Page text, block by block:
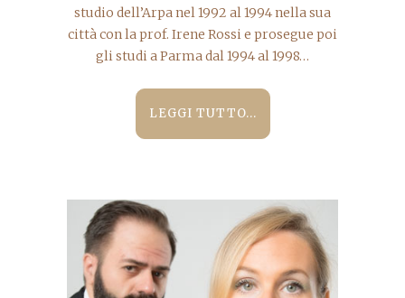
studio dell’Arpa nel 1992 al 1994 nella sua
città con la prof. Irene Rossi e prosegue poi
gli studi a Parma dal 1994 al 1998…
LEGGI TUTTO...